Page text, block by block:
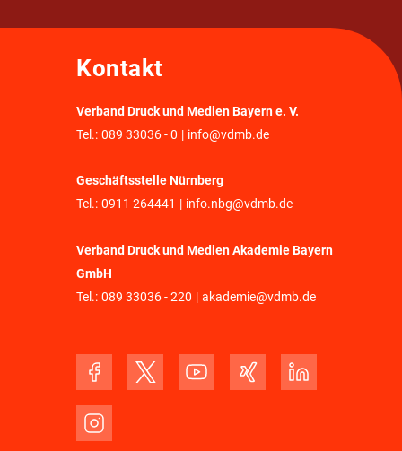
Kontakt
Verband Druck und Medien Bayern e. V.
Tel.: 089 33036 - 0 | info@vdmb.de
Geschäftsstelle Nürnberg
Tel.: 0911 264441 | info.nbg@vdmb.de
Verband Druck und Medien Akademie Bayern
GmbH
Tel.: 089 33036 - 220 | akademie@vdmb.de